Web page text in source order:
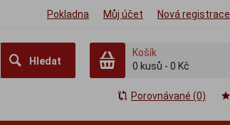
Pokladna Můj účet Nová registrace
Hledat
Košík
0 kusů - 0 Kč
Porovnávané (0)